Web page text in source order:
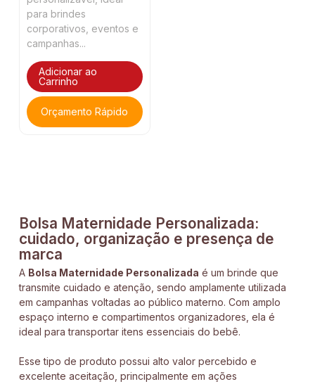
para brindes
corporativos, eventos e
campanhas...
Adicionar ao
Carrinho
Orçamento Rápido
Bolsa Maternidade Personalizada:
cuidado, organização e presença de
marca
A Bolsa Maternidade Personalizada é um brinde que
transmite cuidado e atenção, sendo amplamente utilizada
em campanhas voltadas ao público materno. Com amplo
espaço interno e compartimentos organizadores, ela é
ideal para transportar itens essenciais do bebê.
Esse tipo de produto possui alto valor percebido e
excelente aceitação, principalmente em ações